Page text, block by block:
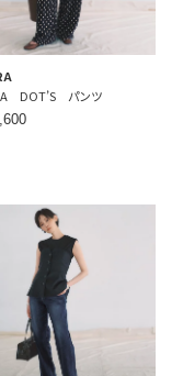
DOT’S パンツ